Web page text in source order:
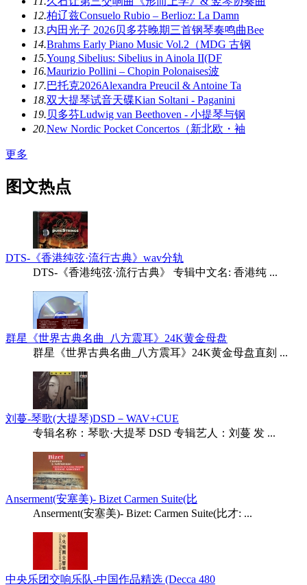
12.柏辽兹Consuelo Rubio – Berlioz: La Damn
13.内田光子 2026贝多芬晚期三首钢琴奏鸣曲Bee
14.Brahms Early Piano Music Vol.2（MDG 古钢
15.Young Sibelius: Sibelius in Ainola II(DF
16.Maurizio Pollini – Chopin Polonaises波
17.巴托克2026Alexandra Preucil & Antoine Ta
18.双大提琴试音天碟Kian Soltani - Paganini
19.贝多芬Ludwig van Beethoven - 小提琴与钢
20.New Nordic Pocket Concertos（新北欧・袖
更多
图文热点
DTS-《香港纯弦·流行古典》wav分轨
DTS-《香港纯弦·流行古典》 专辑中文名: 香港纯 ...
群星《世界古典名曲_八方震耳》24K黄金母盘
群星《世界古典名曲_八方震耳》24K黄金母盘直刻 ...
刘蔓-琴歌(大提琴)DSD－WAV+CUE
专辑名称：琴歌·大提琴 DSD 专辑艺人：刘蔓 发 ...
Anserment(安塞美)- Bizet Carmen Suite(比
Anserment(安塞美)- Bizet: Carmen Suite(比才: ...
中央乐团交响乐队-中国作品精选 (Decca 480